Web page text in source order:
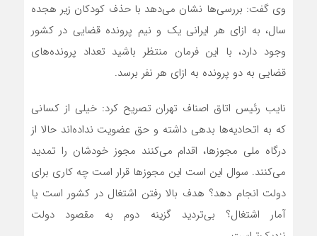
وی گفت: بررسی‌ها نشان می‌دهد با حذف کودکان زیر هجده
سال، به ازای هر ایرانی یک و نیم پرونده قضایی در کشور
وجود دارد، با این فرمان منتظر باشید تعداد پرونده‌های
قضایی به دو پرونده به ازای هر نفر برسد.
نایب رئیس اتاق اصناف تهران تصریح کرد: خیلی از کسانی
که به اتحادیه‌ها بدهی داشته و حق عضویت نداده‌اند حالا از
درگاه ملی مجوزها، اقدام می‌کنند مجوز خودشان را تمدید
می‌کنند. سوال این است این مجوزها قرار است چه کاری برای
دولت انجام دهد؟ هدف بالا رفتن اشتغال در کشور است یا
آمار اشتغال؟ بی‌تردید گزینه دوم به مقصود دولت